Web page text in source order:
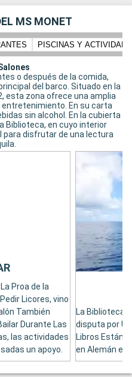
MS MONET
PISCINAS Y
o después de la comida,
del barco. Situado en la
esta zona ofrece una amplia
En su carta
sin alcohol. En la cubierta
Biblioteca, en cuyo interior
para disfrutar de una lectura
Proa de la
Licores, vino
También
Durante Las
las actividades
un apoyo.
La Biblioteca,
disputa por
Libros Están
en Alemán e